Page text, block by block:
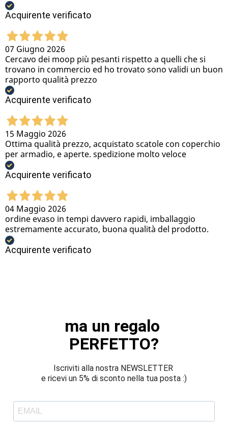
Acquirente verificato
07 Giugno 2026
Cercavo dei moop più pesanti rispetto a quelli che si
trovano in commercio ed ho trovato sono validi un buon
rapporto qualità prezzo
Acquirente verificato
15 Maggio 2026
Ottima qualità prezzo, acquistato scatole con coperchio
per armadio, e aperte. spedizione molto veloce
Acquirente verificato
04 Maggio 2026
ordine evaso in tempi davvero rapidi, imballaggio
estremamente accurato, buona qualità del prodotto.
Acquirente verificato
ma un regalo
PERFETTO?
Iscriviti alla nostra NEWSLETTER
e ricevi un 5% di sconto nella tua posta :)